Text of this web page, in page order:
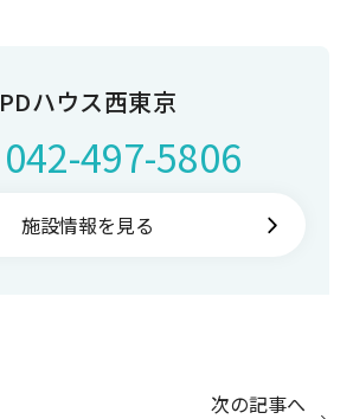
PDハウス西東京
042-497-5806
施設情報を見る
次の記事へ